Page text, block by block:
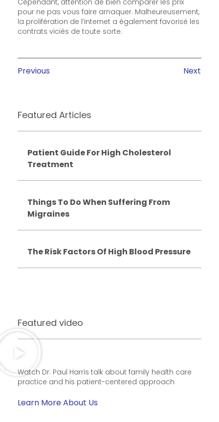
pour ne pas vous faire arnaquer. Malheureusement,
la prolifération de l’internet a également favorisé les
contrats viciés de toute sorte.
Previous Next
Featured Articles
Patient Guide For High Cholesterol
Treatment
Things To Do When Suffering From
Migraines
The Risk Factors Of High Blood Pressure
Featured video
Watch Dr. Paul Harris talk about family health care
practice and his patient-centered approach
Learn More About Us